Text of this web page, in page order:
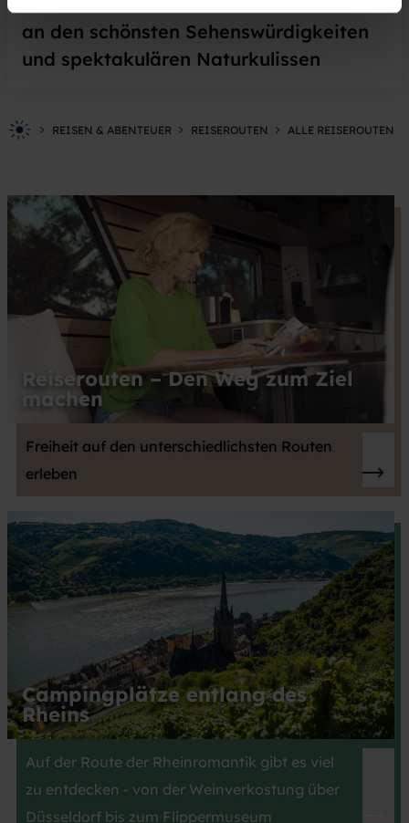
an den schönsten Sehenswürdigkeiten
und spektakulären Naturkulissen
REISEN & ABENTEUER REISEROUTEN ALLE REISEROUTEN
Reiserouten – Den Weg zum Ziel
machen
Freiheit auf den unterschiedlichsten Routen
erleben
Campingplätze entlang des
Rheins
Auf der Route der Rheinromantik gibt es viel
zu entdecken - von der Weinverkostung über
Düsseldorf bis zum Flippermuseum